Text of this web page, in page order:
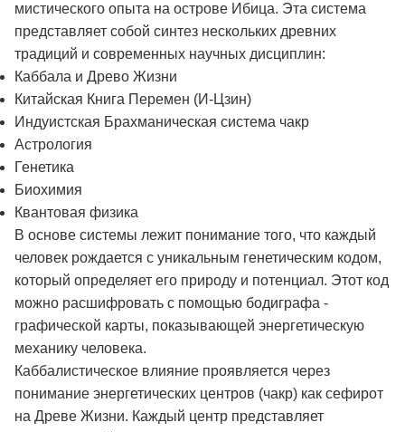
мистического опыта на острове Ибица. Эта система
представляет собой синтез нескольких древних
традиций и современных научных дисциплин:
Каббала и Древо Жизни
Китайская Книга Перемен (И-Цзин)
Индуистская Брахманическая система чакр
Астрология
Генетика
Биохимия
Квантовая физика
В основе системы лежит понимание того, что каждый
человек рождается с уникальным генетическим кодом,
который определяет его природу и потенциал. Этот код
можно расшифровать с помощью бодиграфа -
графической карты, показывающей энергетическую
механику человека.
Каббалистическое влияние проявляется через
понимание энергетических центров (чакр) как сефирот
на Древе Жизни. Каждый центр представляет